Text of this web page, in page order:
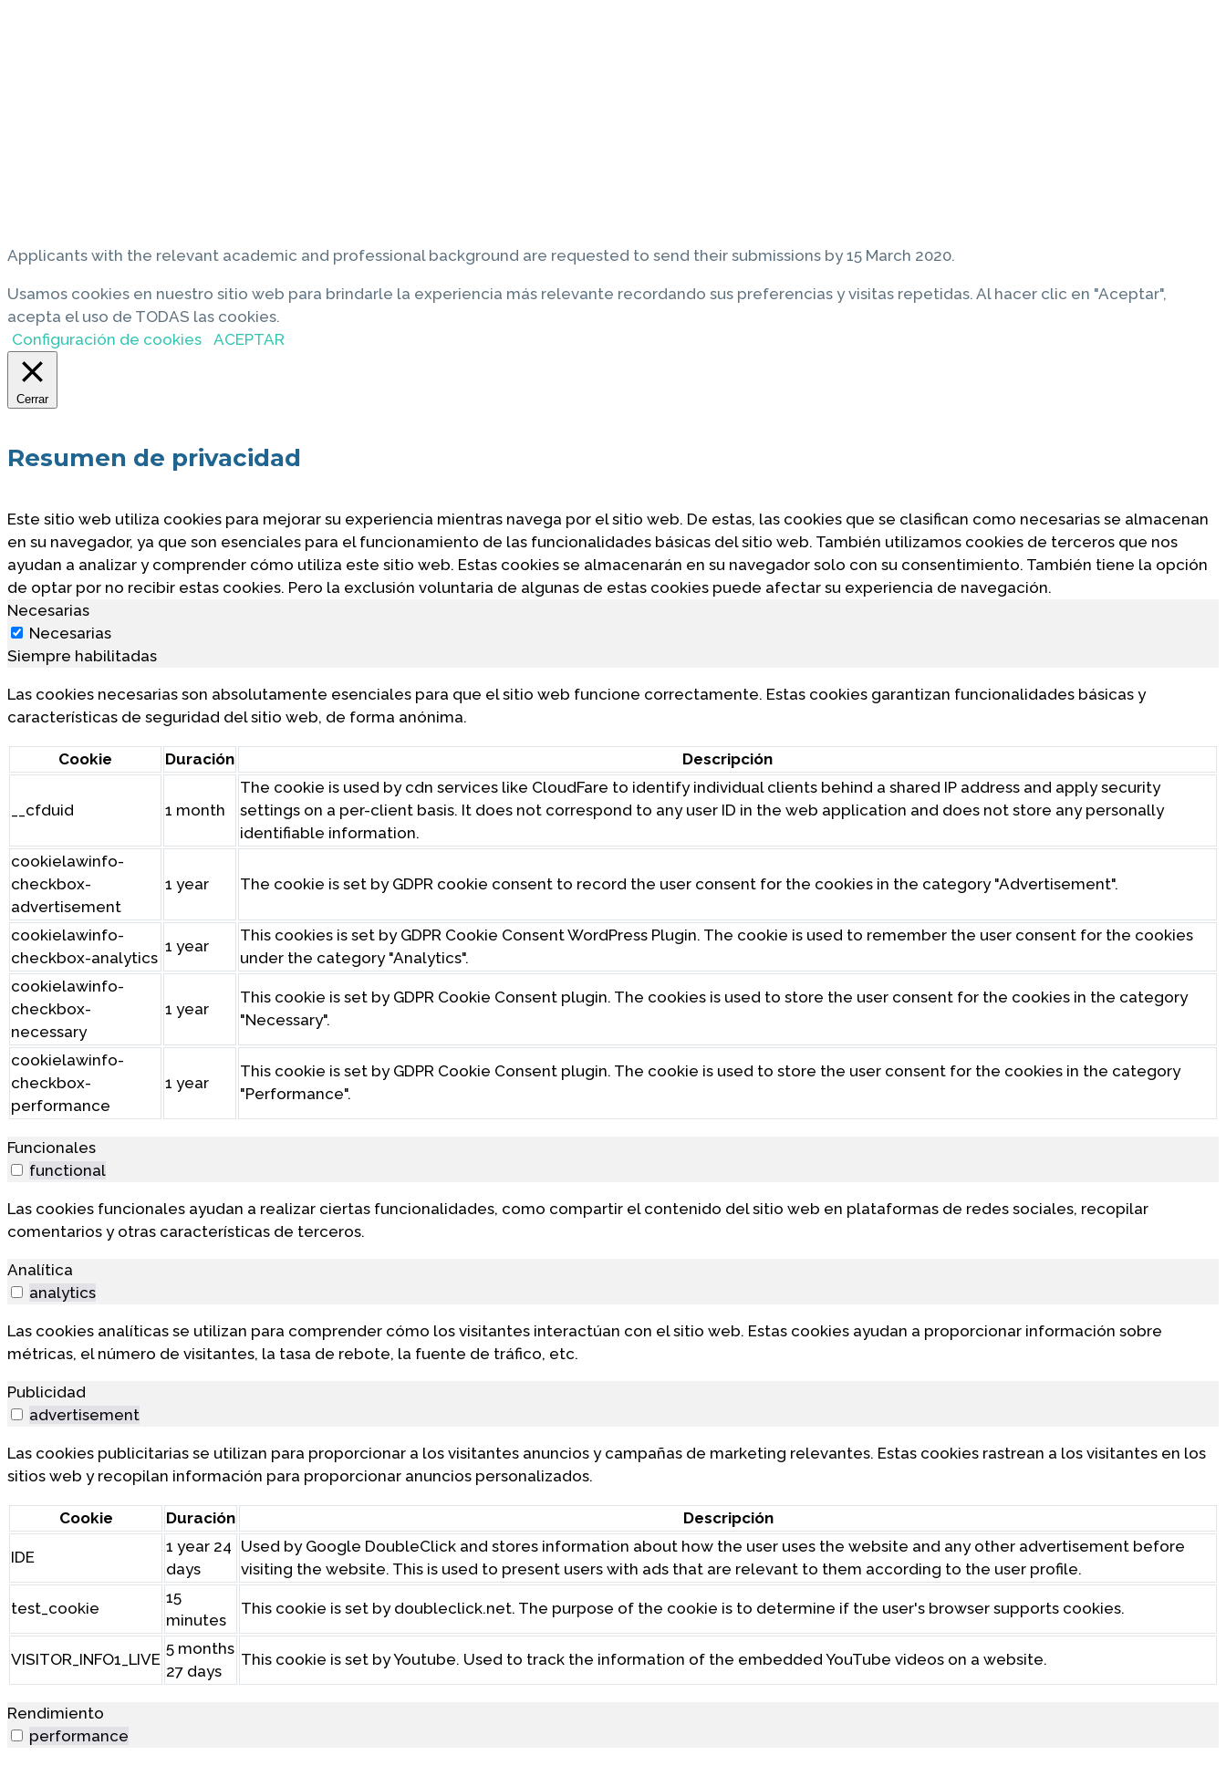
Applicants with the relevant academic and professional background are requested to send their submissions by 15 March 2020.
Usamos cookies en nuestro sitio web para brindarle la experiencia más relevante recordando sus preferencias y visitas repetidas. Al hacer clic en "Aceptar",
acepta el uso de TODAS las cookies.
Configuración de cookies
ACEPTAR
Cerrar
Resumen de privacidad
Este sitio web utiliza cookies para mejorar su experiencia mientras navega por el sitio web. De estas, las cookies que se clasifican como necesarias se almacenan
en su navegador, ya que son esenciales para el funcionamiento de las funcionalidades básicas del sitio web. También utilizamos cookies de terceros que nos
ayudan a analizar y comprender cómo utiliza este sitio web. Estas cookies se almacenarán en su navegador solo con su consentimiento. También tiene la opción
de optar por no recibir estas cookies. Pero la exclusión voluntaria de algunas de estas cookies puede afectar su experiencia de navegación.
Necesarias
Necesarias
Siempre habilitadas
Las cookies necesarias son absolutamente esenciales para que el sitio web funcione correctamente. Estas cookies garantizan funcionalidades básicas y
características de seguridad del sitio web, de forma anónima.
Cookie Duración Descripción
__cfduid 1 month
The cookie is used by cdn services like CloudFare to identify individual clients behind a shared IP address and apply security
settings on a per-client basis. It does not correspond to any user ID in the web application and does not store any personally
identifiable information.
cookielawinfo-
checkbox-
advertisement
1 year The cookie is set by GDPR cookie consent to record the user consent for the cookies in the category "Advertisement".
cookielawinfo-
checkbox-analytics
1 year
This cookies is set by GDPR Cookie Consent WordPress Plugin. The cookie is used to remember the user consent for the cookies
under the category "Analytics".
cookielawinfo-
checkbox-
necessary
1 year
This cookie is set by GDPR Cookie Consent plugin. The cookies is used to store the user consent for the cookies in the category
"Necessary".
cookielawinfo-
checkbox-
performance
1 year
This cookie is set by GDPR Cookie Consent plugin. The cookie is used to store the user consent for the cookies in the category
"Performance".
Funcionales
functional
Las cookies funcionales ayudan a realizar ciertas funcionalidades, como compartir el contenido del sitio web en plataformas de redes sociales, recopilar
comentarios y otras características de terceros.
Analítica
analytics
Las cookies analíticas se utilizan para comprender cómo los visitantes interactúan con el sitio web. Estas cookies ayudan a proporcionar información sobre
métricas, el número de visitantes, la tasa de rebote, la fuente de tráfico, etc.
Publicidad
advertisement
Las cookies publicitarias se utilizan para proporcionar a los visitantes anuncios y campañas de marketing relevantes. Estas cookies rastrean a los visitantes en los
sitios web y recopilan información para proporcionar anuncios personalizados.
Cookie Duración Descripción
IDE
1 year 24
days
Used by Google DoubleClick and stores information about how the user uses the website and any other advertisement before
visiting the website. This is used to present users with ads that are relevant to them according to the user profile.
test_cookie
15
minutes
This cookie is set by doubleclick.net. The purpose of the cookie is to determine if the user's browser supports cookies.
VISITOR_INFO1_LIVE
5 months
27 days
This cookie is set by Youtube. Used to track the information of the embedded YouTube videos on a website.
Rendimiento
performance